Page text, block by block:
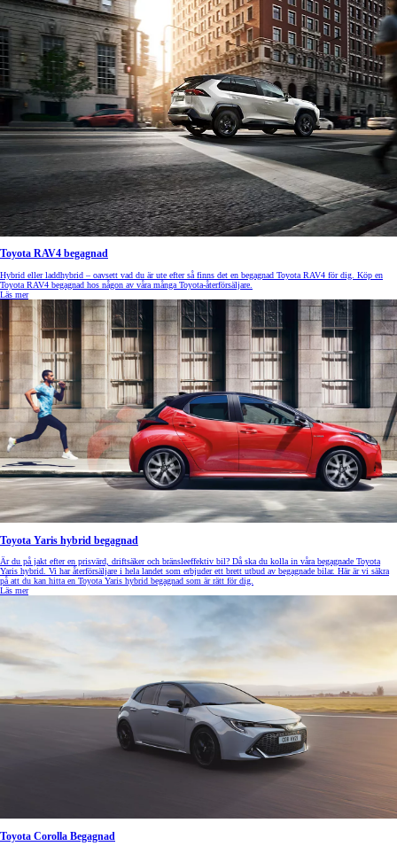
Toyota RAV4 begagnad
Hybrid eller laddhybrid – oavsett vad du är ute efter så finns det en begagnad Toyota RAV4 för dig. Köp en
Toyota RAV4 begagnad hos någon av våra många Toyota-återförsäljare.
Läs mer
Toyota Yaris hybrid begagnad
Är du på jakt efter en prisvärd, driftsäker och bränsleeffektiv bil? Då ska du kolla in våra begagnade Toyota
Yaris hybrid. Vi har återförsäljare i hela landet som erbjuder ett brett utbud av begagnade bilar. Här är vi säkra
på att du kan hitta en Toyota Yaris hybrid begagnad som är rätt för dig.
Läs mer
Toyota Corolla Begagnad